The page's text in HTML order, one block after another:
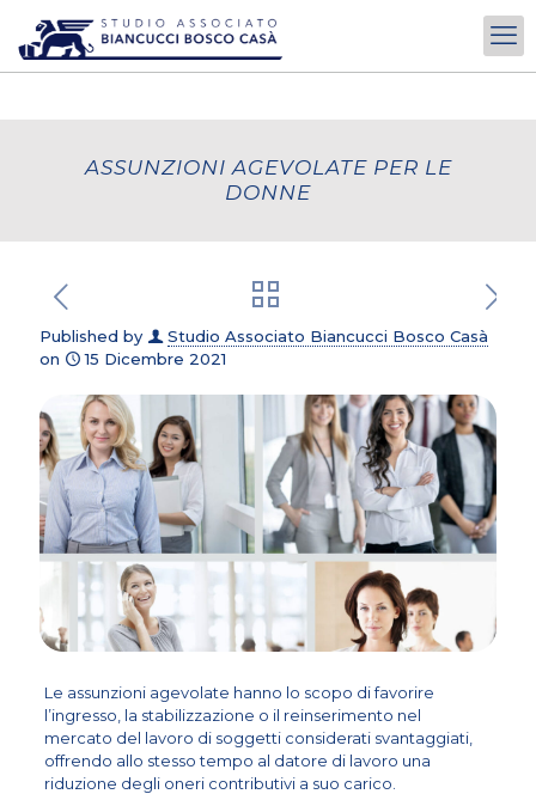
ASSUNZIONI AGEVOLATE PER LE
DONNE
Published by
Studio Associato Biancucci Bosco Casà
on
15 Dicembre 2021
Le assunzioni agevolate hanno lo scopo di favorire
l’ingresso, la stabilizzazione o il reinserimento nel
mercato del lavoro di soggetti considerati svantaggiati,
offrendo allo stesso tempo al datore di lavoro una
riduzione degli oneri contributivi a suo carico.